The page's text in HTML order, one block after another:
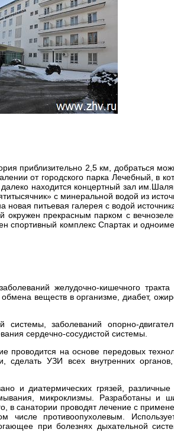
приблизительно 2,5 км, добраться
от городского парка Лечебный, в
находится концертный зал
с минеральной водой из
питьевая галерея с водой
окружен прекрасным парком с
спортивный комплекс Спартак и
желудочно-кишечного
веществ в организме, диабет,
заболеваний опорно-
сердечно-сосудистой системы.
проводится на основе передовых
сделать УЗИ всех внутренних
и диатермических грязей,
микроклизмы. Разработаны и
в санатории проводят лечение с
числе противоопухолевым.
при болезнях дыхательной